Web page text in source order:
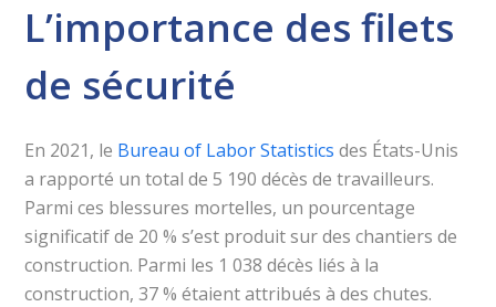
L’importance des filets
de sécurité
En 2021, le Bureau of Labor Statistics des États-Unis
a rapporté un total de 5 190 décès de travailleurs.
Parmi ces blessures mortelles, un pourcentage
significatif de 20 % s’est produit sur des chantiers de
construction. Parmi les 1 038 décès liés à la
construction, 37 % étaient attribués à des chutes.